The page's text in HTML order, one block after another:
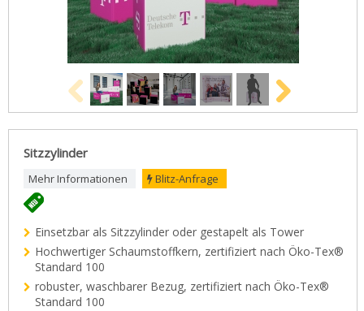
Sitzzylinder
Mehr Informationen Blitz-Anfrage
Einsetzbar als Sitzzylinder oder gestapelt als Tower
Hochwertiger Schaumstoffkern, zertifiziert nach Öko-Tex®
Standard 100
robuster, waschbarer Bezug, zertifiziert nach Öko-Tex®
Standard 100